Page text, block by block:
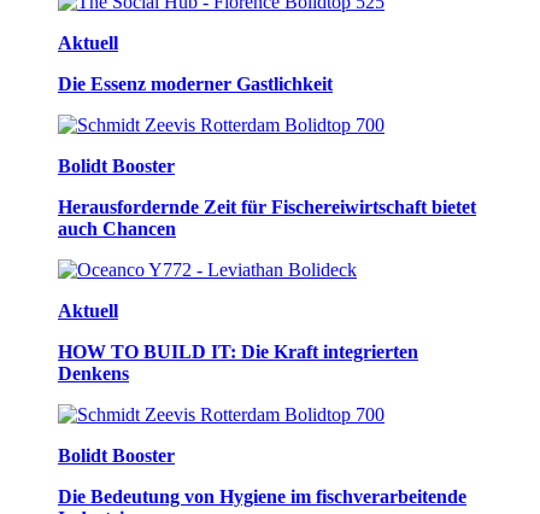
Aktuell
Die Essenz moderner Gastlichkeit
Bolidt Booster
Herausfordernde Zeit für Fischereiwirtschaft bietet
auch Chancen
Aktuell
HOW TO BUILD IT: Die Kraft integrierten
Denkens
Bolidt Booster
Die Bedeutung von Hygiene im fischverarbeitende